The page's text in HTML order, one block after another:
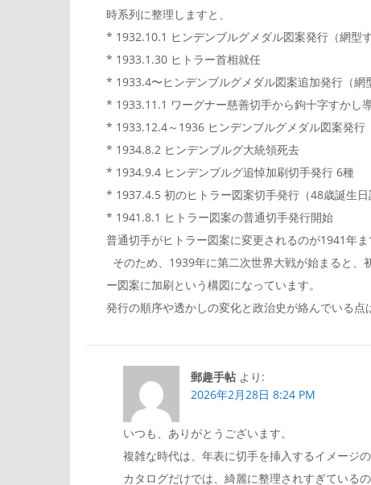
時系列に整理しますと、
* 1932.10.1 ヒンデンブルグメダル図案発行（網型
* 1933.1.30 ヒトラー首相就任
* 1933.4〜ヒンデンブルグメダル図案追加発行（網
* 1933.11.1 ワーグナー慈善切手から鉤十字すかし
* 1933.12.4～1936 ヒンデンブルグメダル図案発行
* 1934.8.2 ヒンデンブルグ大統領死去
* 1934.9.4 ヒンデンブルグ追悼加刷切手発行 6種
* 1937.4.5 初のヒトラー図案切手発行（48歳誕生日
* 1941.8.1 ヒトラー図案の普通切手発行開始
普通切手がヒトラー図案に変更されるのが1941年ま
そのため、1939年に第二次世界大戦が始まると
ー図案に加刷という構図になっています。
発行の順序や透かしの変化と政治史が絡んでいる点
郵趣手帖 より:
2026年2月28日 8:24 PM
いつも、ありがとうございます。
複雑な時代は、年表に切手を挿入するイメージ
カタログだけでは、綺麗に整理されすぎている